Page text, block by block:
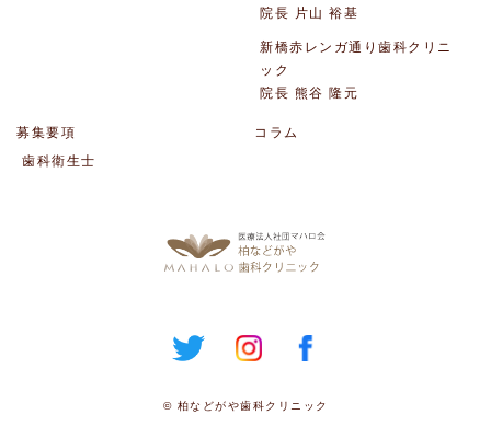
院長 片山 裕基
新橋赤レンガ通り歯科クリニ
ック
院長 熊谷 隆元
募集要項
歯科衛生士
コラム
© 柏などがや歯科クリニック